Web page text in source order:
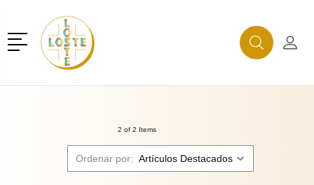
Menú
BuscarMi
2 of 2 Items
Ordenar por: